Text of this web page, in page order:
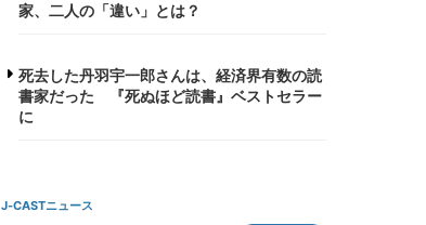
家、二人の「違い」とは？
死去した丹羽宇一郎さんは、経済界有数の読
書家だった 『死ぬほど読書』ベストセラー
に
J-CASTニュース